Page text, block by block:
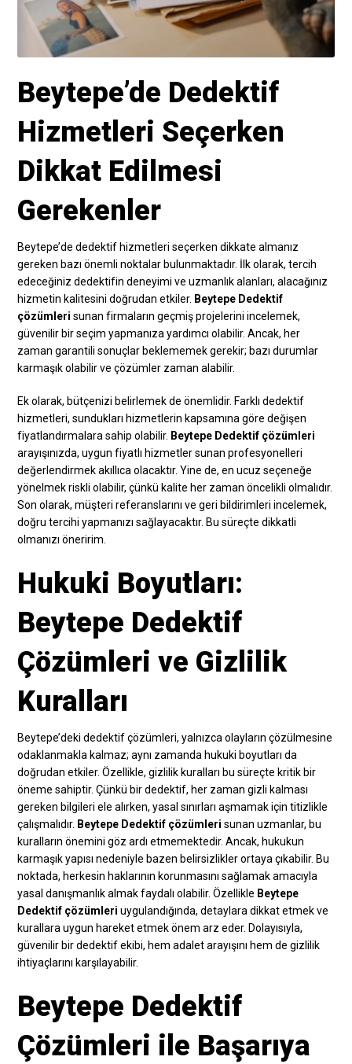
Beytepe’de Dedektif
Hizmetleri Seçerken
Dikkat Edilmesi
Gerekenler
Beytepe’de dedektif hizmetleri seçerken dikkate almanız
gereken bazı önemli noktalar bulunmaktadır. İlk olarak, tercih
edeceğiniz dedektifin deneyimi ve uzmanlık alanları, alacağınız
hizmetin kalitesini doğrudan etkiler. Beytepe Dedektif
çözümleri sunan firmaların geçmiş projelerini incelemek,
güvenilir bir seçim yapmanıza yardımcı olabilir. Ancak, her
zaman garantili sonuçlar beklememek gerekir; bazı durumlar
karmaşık olabilir ve çözümler zaman alabilir.
Ek olarak, bütçenizi belirlemek de önemlidir. Farklı dedektif
hizmetleri, sundukları hizmetlerin kapsamına göre değişen
fiyatlandırmalara sahip olabilir. Beytepe Dedektif çözümleri
arayışınızda, uygun fiyatlı hizmetler sunan profesyonelleri
değerlendirmek akıllıca olacaktır. Yine de, en ucuz seçeneğe
yönelmek riskli olabilir, çünkü kalite her zaman öncelikli olmalıdır.
Son olarak, müşteri referanslarını ve geri bildirimleri incelemek,
doğru tercihi yapmanızı sağlayacaktır. Bu süreçte dikkatli
olmanızı öneririm.
Hukuki Boyutları:
Beytepe Dedektif
Çözümleri ve Gizlilik
Kuralları
Beytepe’deki dedektif çözümleri, yalnızca olayların çözülmesine
odaklanmakla kalmaz; aynı zamanda hukuki boyutları da
doğrudan etkiler. Özellikle, gizlilik kuralları bu süreçte kritik bir
öneme sahiptir. Çünkü bir dedektif, her zaman gizli kalması
gereken bilgileri ele alırken, yasal sınırları aşmamak için titizlikle
çalışmalıdır. Beytepe Dedektif çözümleri sunan uzmanlar, bu
kuralların önemini göz ardı etmemektedir. Ancak, hukukun
karmaşık yapısı nedeniyle bazen belirsizlikler ortaya çıkabilir. Bu
noktada, herkesin haklarının korunmasını sağlamak amacıyla
yasal danışmanlık almak faydalı olabilir. Özellikle Beytepe
Dedektif çözümleri uygulandığında, detaylara dikkat etmek ve
kurallara uygun hareket etmek önem arz eder. Dolayısıyla,
güvenilir bir dedektif ekibi, hem adalet arayışını hem de gizlilik
ihtiyaçlarını karşılayabilir.
Beytepe Dedektif
Çözümleri ile Başarıya